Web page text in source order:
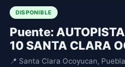
DISPONIBLE
Puente:
10 SANTA CLARA
📍 Santa Clara Ocoyucan,